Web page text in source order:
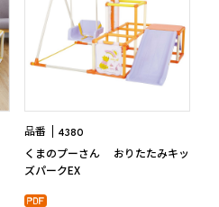
品番 4380
くまのプーさん おりたたみキッ
ズパークEX